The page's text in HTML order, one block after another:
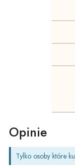
Opinie
Tylko osoby które